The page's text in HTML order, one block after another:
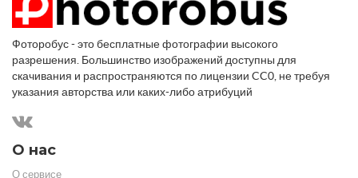
Фоторобус - это бесплатные фотографии высокого
разрешения. Большинство изображений доступны для
скачивания и распространяются по лицензии CC0, не требуя
указания авторства или каких-либо атрибуций
О нас
О сервисе